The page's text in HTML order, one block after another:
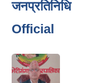
जनप्रतिनिधि
Official